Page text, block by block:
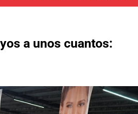
a unos cuantos: